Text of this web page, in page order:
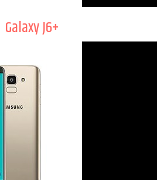
Galaxy J6+